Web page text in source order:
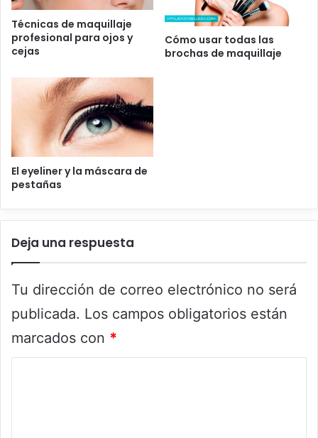
Técnicas de maquillaje
profesional para ojos y
cejas
Cómo usar todas las
brochas de maquillaje
El eyeliner y la máscara de
pestañas
Deja una respuesta
Tu dirección de correo electrónico no será
publicada. Los campos obligatorios están
marcados con *